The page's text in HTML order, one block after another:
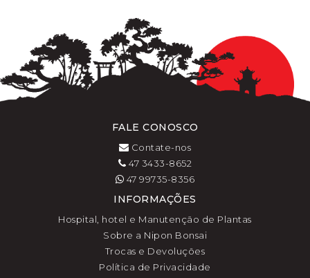
FALE CONOSCO
Contate-nos
47 3433-8652
47 99735-8356
INFORMAÇÕES
Hospital, hotel e Manutenção de Plantas
Sobre a Nipon Bonsai
Trocas e Devoluções
Política de Privacidade